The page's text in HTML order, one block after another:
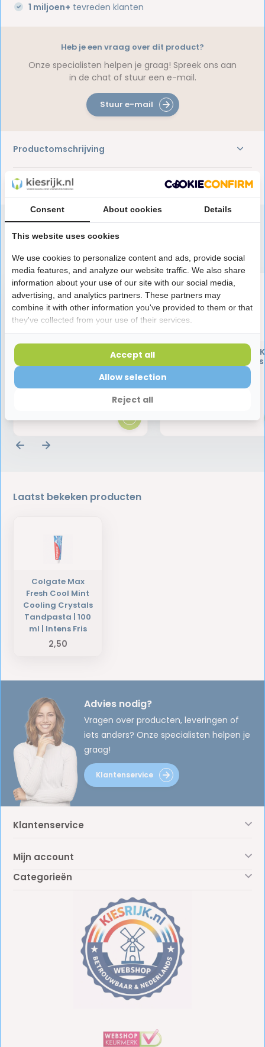
1 miljoen+ tevreden klanten
Productomschrijving
Reviews
Heb je een vraag over dit product?
Onze specialisten helpen je graag! Spreek ons aan
in de chat of stuur een e-mail.
Stuur e-mail
Speciaal aanbevolen voor jou
Miradent Interdentale
Borstels I-Prox L 0,4 mm
4,35
Miradent Mirafluor
Tandpasta
jaar | 75 ml
3,95
Laatst bekeken producten
Colgate Max
Fresh Cool Mint
Cooling Crystals
Tandpasta | 100
ml | Intens Fris
2,50
Advies nodig?
Vragen over producten, leveringen of
iets anders? Onze specialisten helpen je
graag!
Klantenservice
Klantenservice
Mijn account
Categorieën
Consent About cookies Details
This website uses cookies
We use cookies to personalize content and ads, provide social
media features, and analyze our website traffic. We also share
information about your use of our site with our social media,
advertising, and analytics partners. These partners may
combine it with other information you've provided to them or that
they've collected from your use of their services.
Reject all
Allow selection
Accept all